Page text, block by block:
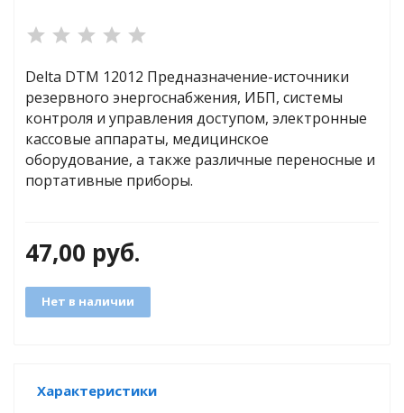
для
Delta DTM 12012 Предназначение-источники
резервного энергоснабжения, ИБП, системы
контроля и управления доступом, электронные
кассовые аппараты, медицинское
оборудование, а также различные переносные и
портативные приборы.
47,00 руб.
Нет в наличии
Характеристики